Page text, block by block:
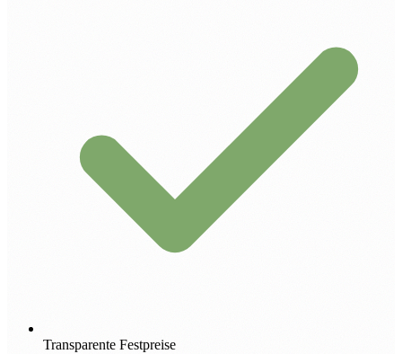
Transparente Festpreise